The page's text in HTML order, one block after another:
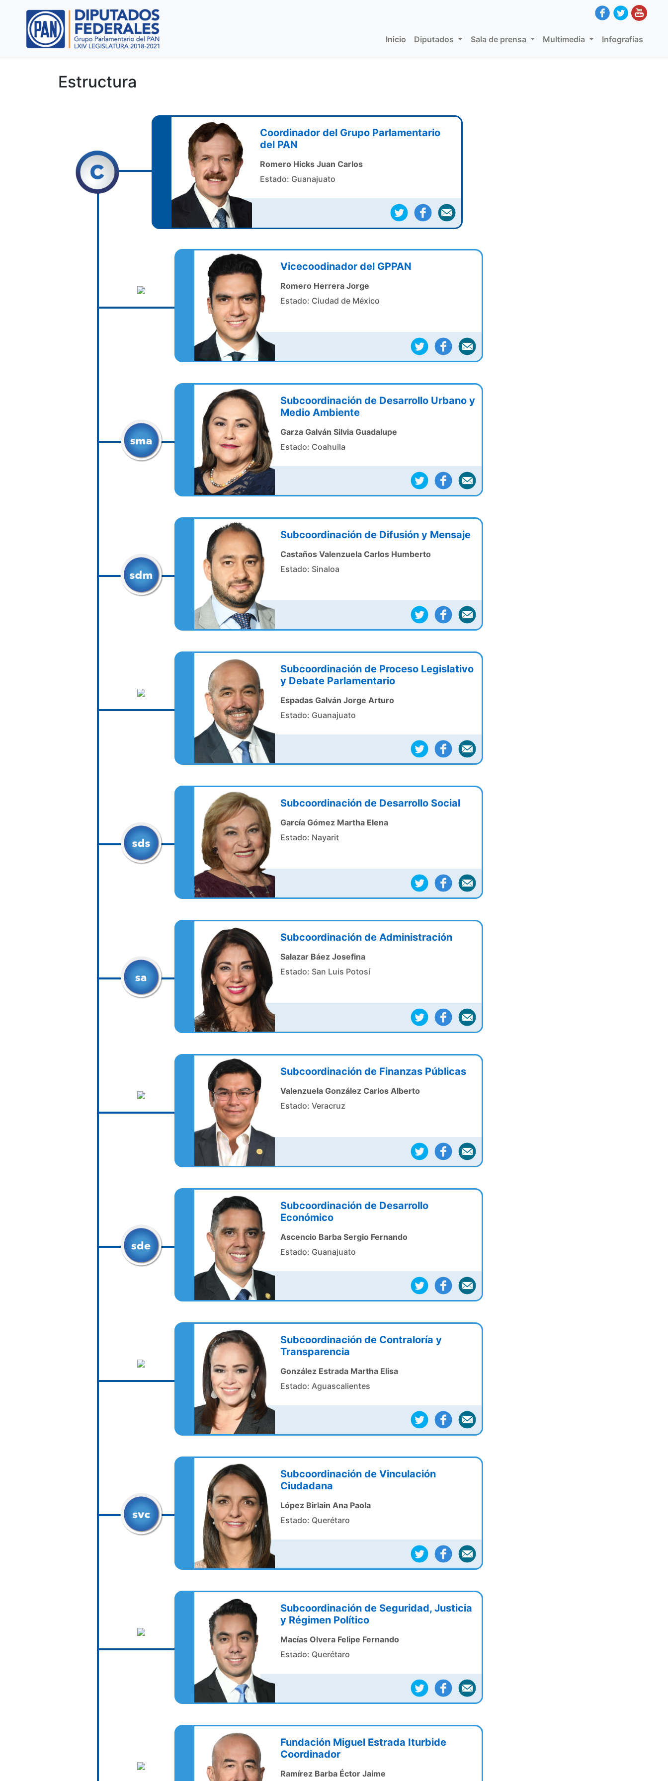
Inicio (current)
Diputados Sala de prensa Multimedia Infografías
Estructura
Coordinador del Grupo Parlamentario
del PAN
Romero Hicks Juan Carlos
Estado: Guanajuato
Vicecoodinador del GPPAN
Romero Herrera Jorge
Estado: Ciudad de México
Subcoordinación de Desarrollo Urbano y
Medio Ambiente
Garza Galván Silvia Guadalupe
Estado: Coahuila
Subcoordinación de Difusión y Mensaje
Castaños Valenzuela Carlos Humberto
Estado: Sinaloa
Subcoordinación de Proceso Legislativo
y Debate Parlamentario
Espadas Galván Jorge Arturo
Estado: Guanajuato
Subcoordinación de Desarrollo Social
García Gómez Martha Elena
Estado: Nayarit
Subcoordinación de Administración
Salazar Báez Josefina
Estado: San Luis Potosí
Subcoordinación de Finanzas Públicas
Valenzuela González Carlos Alberto
Estado: Veracruz
Subcoordinación de Desarrollo
Económico
Ascencio Barba Sergio Fernando
Estado: Guanajuato
Subcoordinación de Contraloría y
Transparencia
González Estrada Martha Elisa
Estado: Aguascalientes
Subcoordinación de Vinculación
Ciudadana
López Birlain Ana Paola
Estado: Querétaro
Subcoordinación de Seguridad, Justicia
y Régimen Político
Macías Olvera Felipe Fernando
Estado: Querétaro
Fundación Miguel Estrada Iturbide
Coordinador
Ramírez Barba Éctor Jaime